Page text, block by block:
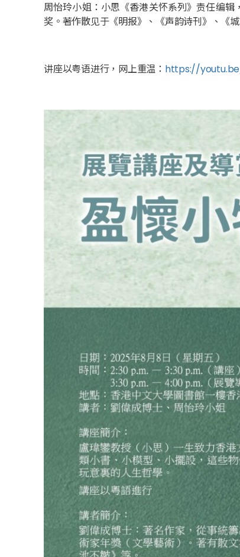
周怡玲小姐：小思《香港关怀系列》责任编
奖。著作散见于《明报》、《声韵诗刊》、《
讲座以粤语进行，网上重温： https://